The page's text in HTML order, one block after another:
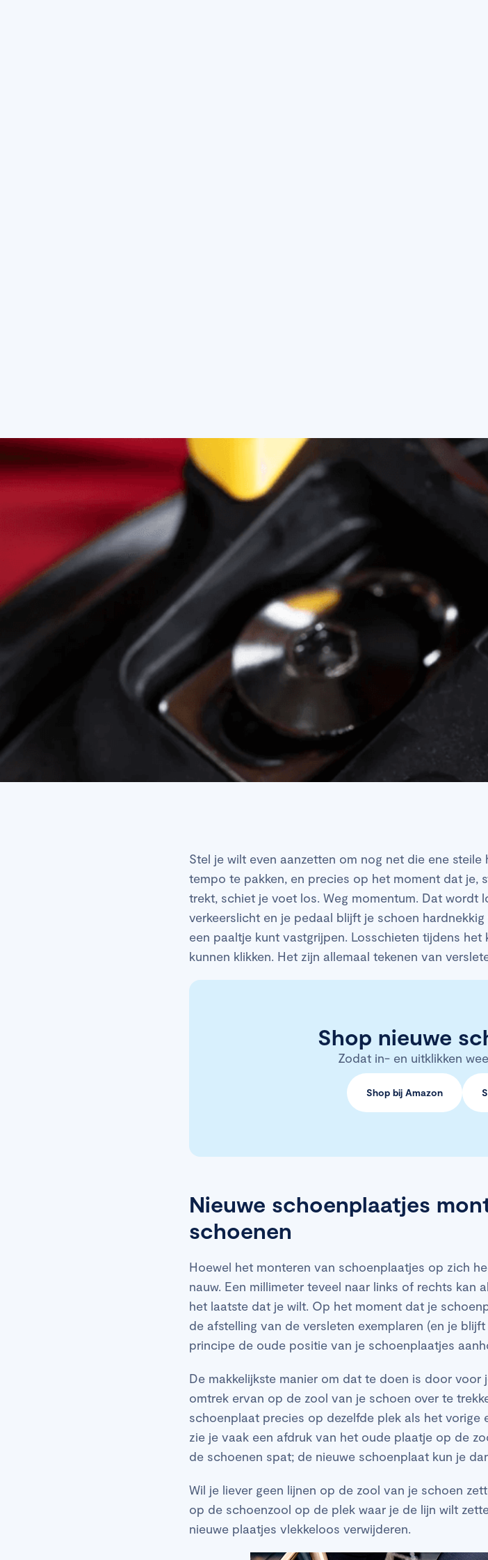
Stel je wilt even aanzetten om nog net die ene
tempo te pakken, en precies op het moment dat je,
trekt, schiet je voet los. Weg momentum. Dat wordt
verkeerslicht en je pedaal blijft je schoen
een paaltje kunt vastgrijpen. Losschieten tijdens
kunnen klikken. Het zijn allemaal tekenen van
Shop nieuwe
Zodat in- en uitklikken
Shop bij Amazon
Nieuwe schoenplaatjes
schoenen
Hoewel het monteren van schoenplaatjes op zich
nauw. Een millimeter teveel naar links of rechts kan
het laatste dat je wilt. Op het moment dat je
de afstelling van de versleten exemplaren (en je
principe de oude positie van je schoenplaatjes
De makkelijkste manier om dat te doen is door
omtrek ervan op de zool van je schoen over te
schoenplaat precies op dezelfde plek als het vorige
zie je vaak een afdruk van het oude plaatje op de
de schoenen spat; de nieuwe schoenplaat kun je
Wil je liever geen lijnen op de zool van je schoen
op de schoenzool op de plek waar je de lijn wilt
nieuwe plaatjes vlekkeloos verwijderen.